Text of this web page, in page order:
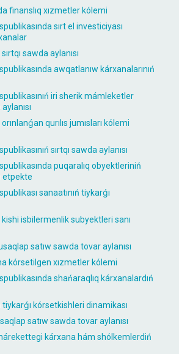
finanslıq xızmetler kólemi
sırt el investiciyası
sawda aylanısı
awqatlanıw kárxanalarınıń
iri sherik mámleketler
qurılıs jumısları kólemi
sırtqı sawda aylanısı
puqaralıq obyektleriniń
etpekte
sanaatınıń tiykarǵı
isbilermenlik subyektleri sanı
satıw sawda tovar aylanısı
kórsetilgen xızmetler kólemi
shańaraqlıq kárxanalardıń
tiykarǵı kórsetkishleri dinamikası
satıw sawda tovar aylanısı
kárxana hám shólkemlerdiń